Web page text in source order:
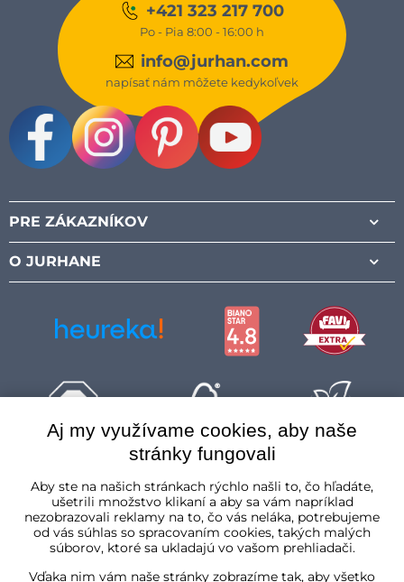
+421 323 217 700
Po - Pia 8:00 - 16:00 h
info@jurhan.com
napísať nám môžete kedykoľvek
PRE ZÁKAZNÍKOV
O JURHANE
Aj my využívame cookies, aby naše
stránky fungovali
Aby ste na našich stránkach rýchlo našli to, čo hľadáte,
ušetrili množstvo klikaní a aby sa vám napríklad
nezobrazovali reklamy na to, čo vás neláka, potrebujeme
od vás súhlas so spracovaním cookies, takých malých
súborov, ktoré sa ukladajú vo vašom prehliadači.
Vďaka nim vám naše stránky zobrazíme tak, aby všetko